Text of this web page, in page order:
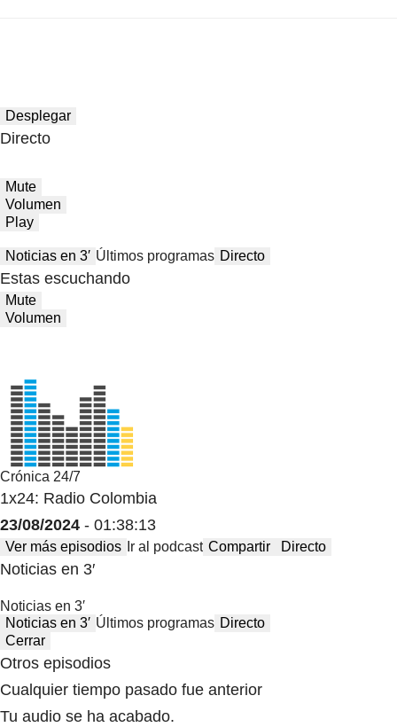
Desplegar
Directo
Mute
Volumen
Play
Noticias en 3′ Últimos programas Directo
Estas escuchando
Mute
Volumen
Crónica 24/7
1x24: Radio Colombia
23/08/2024 - 01:38:13
Ver más episodios Ir al podcast Compartir Directo
Noticias en 3′
Noticias en 3′
Noticias en 3′ Últimos programas Directo
Cerrar
Otros episodios
Cualquier tiempo pasado fue anterior
Tu audio se ha acabado.